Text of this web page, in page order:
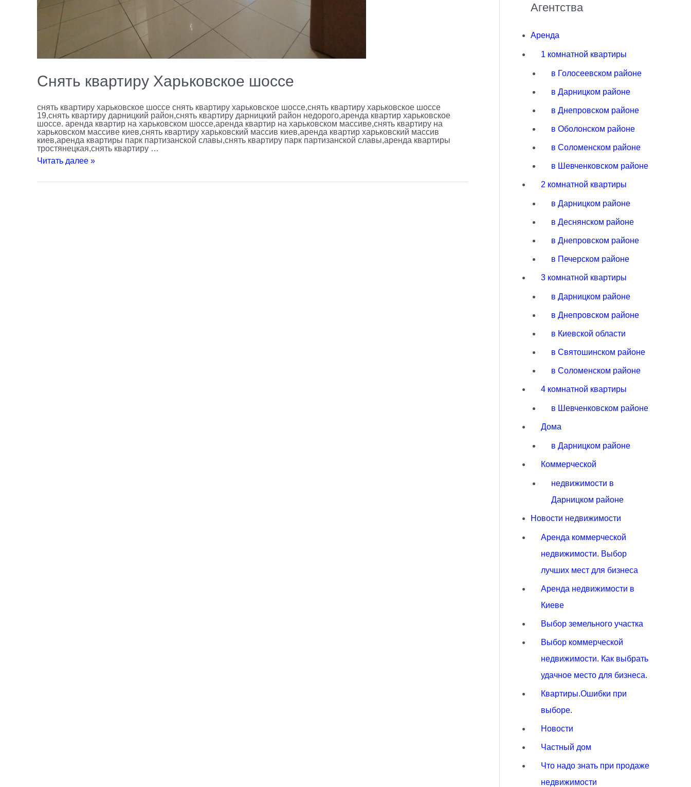
Снять квартиру Харьковское шоссе
снять квартиру харьковское шоссе снять квартиру харьковское шоссе,снять квартиру харьковское шоссе
19,снять квартиру дарницкий район,снять квартиру дарницкий район недорого,аренда квартир харьковское
шоссе. аренда квартир на харьковском шоссе,аренда квартир на харьковском массиве,снять квартиру на
харьковском массиве киев,снять квартиру харьковский массив киев,аренда квартир харьковский массив
киев,аренда квартиры парк партизанской славы,снять квартиру парк партизанской славы,аренда квартиры
тростянецкая,снять квартиру …
Читать далее »
Агентства
Аренда
1 комнатной квартиры
в Голосеевском районе
в Дарницком районе
в Днепровском районе
в Оболонском районе
в Соломенском районе
в Шевченковском районе
2 комнатной квартиры
в Дарницком районе
в Деснянском районе
в Днепровском районе
в Печерском районе
3 комнатной квартиры
в Дарницком районе
в Днепровском районе
в Киевской области
в Святошинском районе
в Соломенском районе
4 комнатной квартиры
в Шевченковском районе
Дома
в Дарницком районе
Коммерческой
недвижимости в
Дарницком районе
Новости недвижимости
Аренда коммерческой
недвижимости. Выбор
лучших мест для бизнеса
Аренда недвижимости в
Киеве
Выбор земельного участка
Выбор коммерческой
недвижимости. Как выбрать
удачное место для бизнеса.
Квартиры.Ошибки при
выборе.
Новости
Частный дом
Что надо знать при продаже
недвижимости